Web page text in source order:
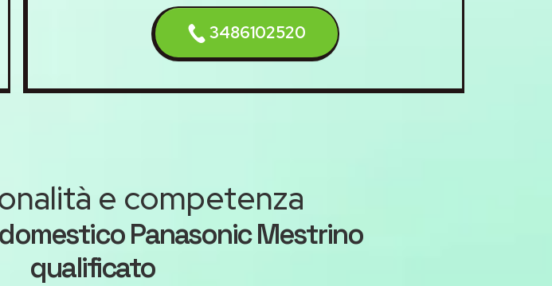
3486102520
e competenza
Panasonic Mestrino
qualificato